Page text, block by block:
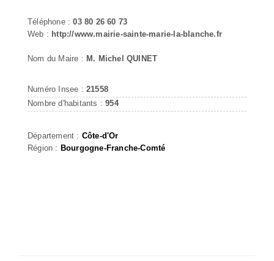
Téléphone :03 80 26 60 73
Web : http://www.mairie-sainte-marie-la-blanche.fr
Nom du Maire : M. Michel QUINET
Numéro Insee : 21558
Nombre d'habitants :954
Département : Côte-d'Or
Région : Bourgogne-Franche-Comté